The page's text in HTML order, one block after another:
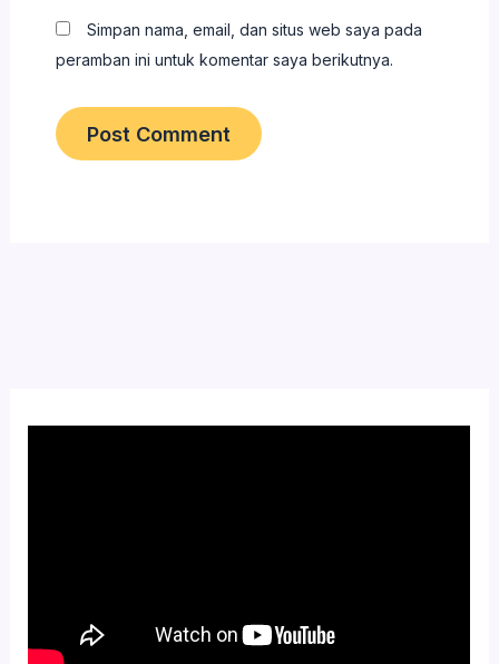
Simpan nama, email, dan situs web saya pada
peramban ini untuk komentar saya berikutnya.